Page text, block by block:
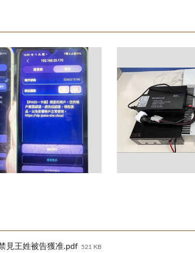
見王姓被告獲准.pdf 521 KB